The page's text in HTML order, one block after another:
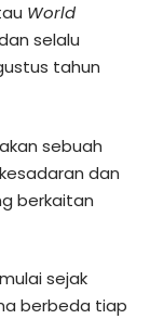
World
selalu
tahun
sebuah
dan
berkaitan
sejak
berbeda tiap